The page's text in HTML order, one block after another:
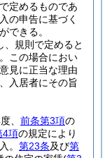
定めるものであ
の申告に基づく
できる。
、規則で定めると
この場合におい
見に正当な理由
入居者にその旨
、 前条第3項の
4項の規定により
。 第23条及び第